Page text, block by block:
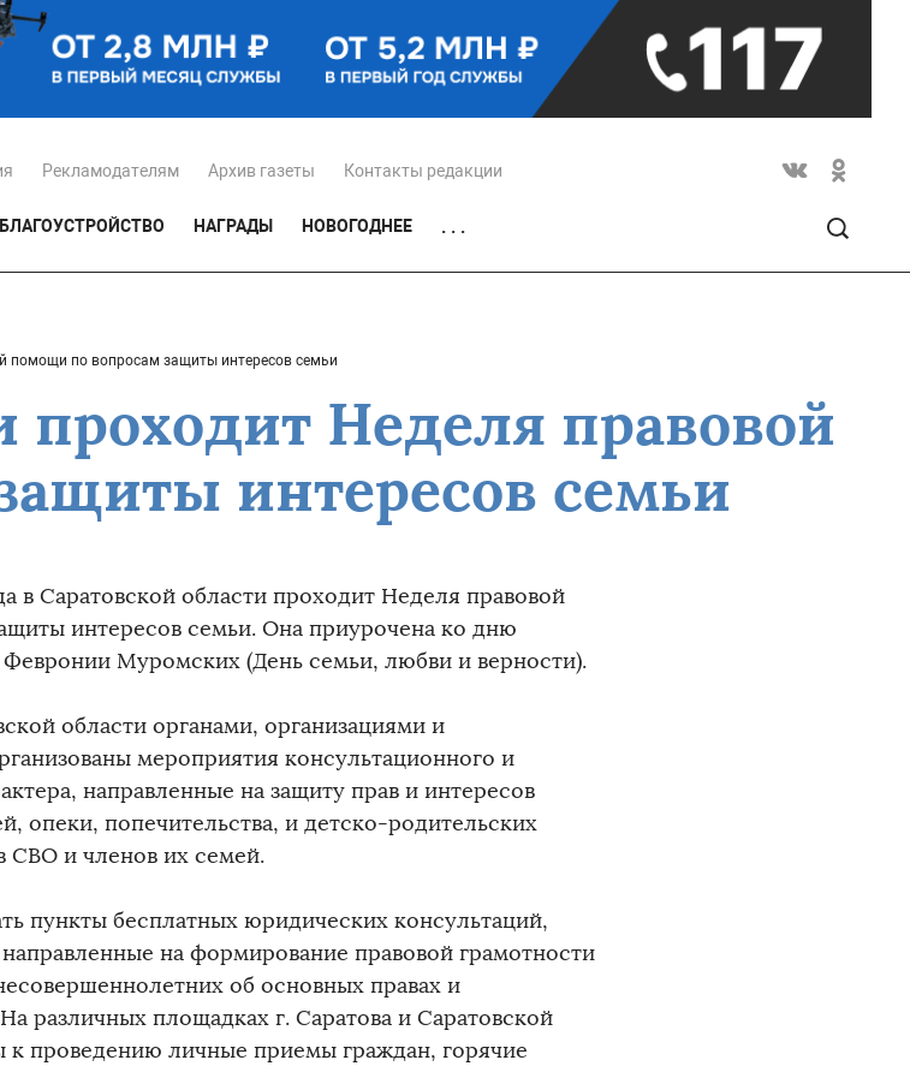
Рекламодателям Архив газеты Контакты редакции
БЛАГОУСТРОЙСТВО НАГРАДЫ НОВОГОДНЕЕ . . .
помощи по вопросам защиты интересов семьи
проходит Неделя правовой
интересов семьи
в Саратовской области проходит Неделя правовой
интересов семьи. Она приурочена ко дню
Муромских (День семьи, любви и верности).
области органами, организациями и
мероприятия консультационного и
направленные на защиту прав и интересов
опеки, попечительства, и детско-родительских
СВО и членов их семей.
пункты бесплатных юридических консультаций,
на формирование правовой грамотности
об основных правах и
различных площадках г. Саратова и Саратовской
к проведению личные приемы граждан, горячие